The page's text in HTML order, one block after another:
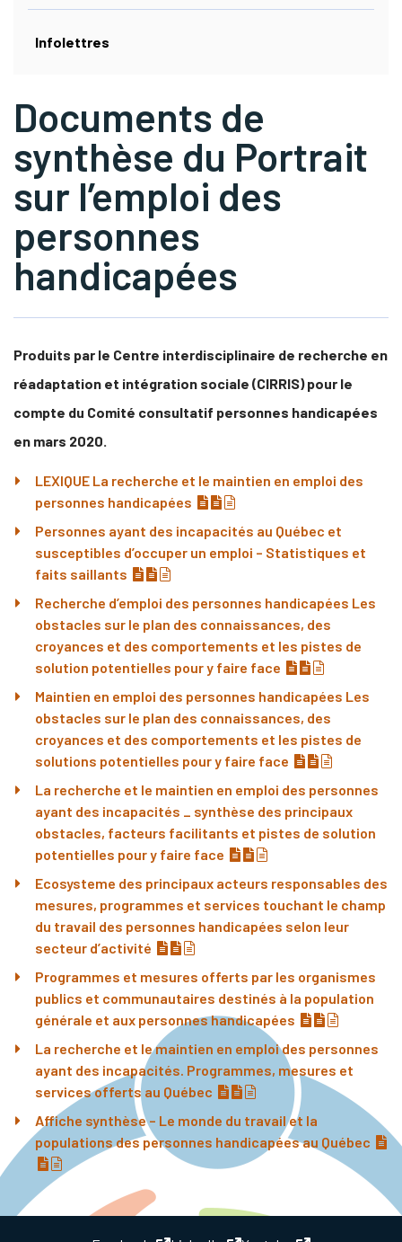
Infolettres
Documents de
synthèse du Portrait
sur l’emploi des
personnes
handicapées
Produits par le Centre interdisciplinaire de recherche en
réadaptation et intégration sociale (CIRRIS) pour le
compte du Comité consultatif personnes handicapées
en mars 2020.
LEXIQUE La recherche et le maintien en emploi des
personnes handicapées
(document téléchargeable) »
(document téléchargeable)
(pdf)
Personnes ayant des incapacités au Québec et
susceptibles d’occuper un emploi – Statistiques et
faits saillants
(document téléchargeable) »
(document téléchargeable) »
(pdf)
Recherche d’emploi des personnes handicapées Les
obstacles sur le plan des connaissances, des
croyances et des comportements et les pistes de
solution potentielles pour y faire face
(document
(document
(pdf)
Maintien en emploi des personnes handicapées Les
obstacles sur le plan des connaissances, des
croyances et des comportements et les pistes de
solutions potentielles pour y faire face
(document
(document
(pdf)
La recherche et le maintien en emploi des personnes
ayant des incapacités _ synthèse des principaux
obstacles, facteurs facilitants et pistes de solution
potentielles pour y faire face
(document
(document
(pdf)
Ecosysteme des principaux acteurs responsables des
mesures, programmes et services touchant le champ
du travail des personnes handicapées selon leur
secteur d’activité
(document téléchargeable) »
(document téléchargeable) »
(pdf)
Programmes et mesures offerts par les organismes
publics et communautaires destinés à la population
générale et aux personnes handicapées
(document
(document
(pdf)
La recherche et le maintien en emploi des personnes
ayant des incapacités. Programmes, mesures et
services offerts au Québec
(document
(document
(pdf)
Affiche synthèse – Le monde du travail et la
populations des personnes handicapées au Québec
(document téléchargeable) »
(pdf)